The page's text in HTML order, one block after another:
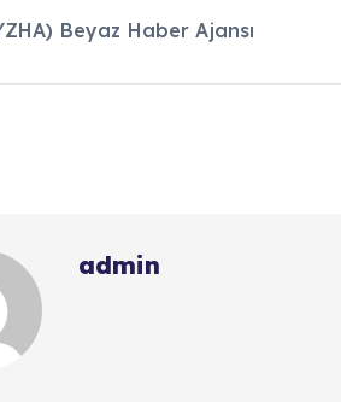
Beyaz Haber Ajansı
admin